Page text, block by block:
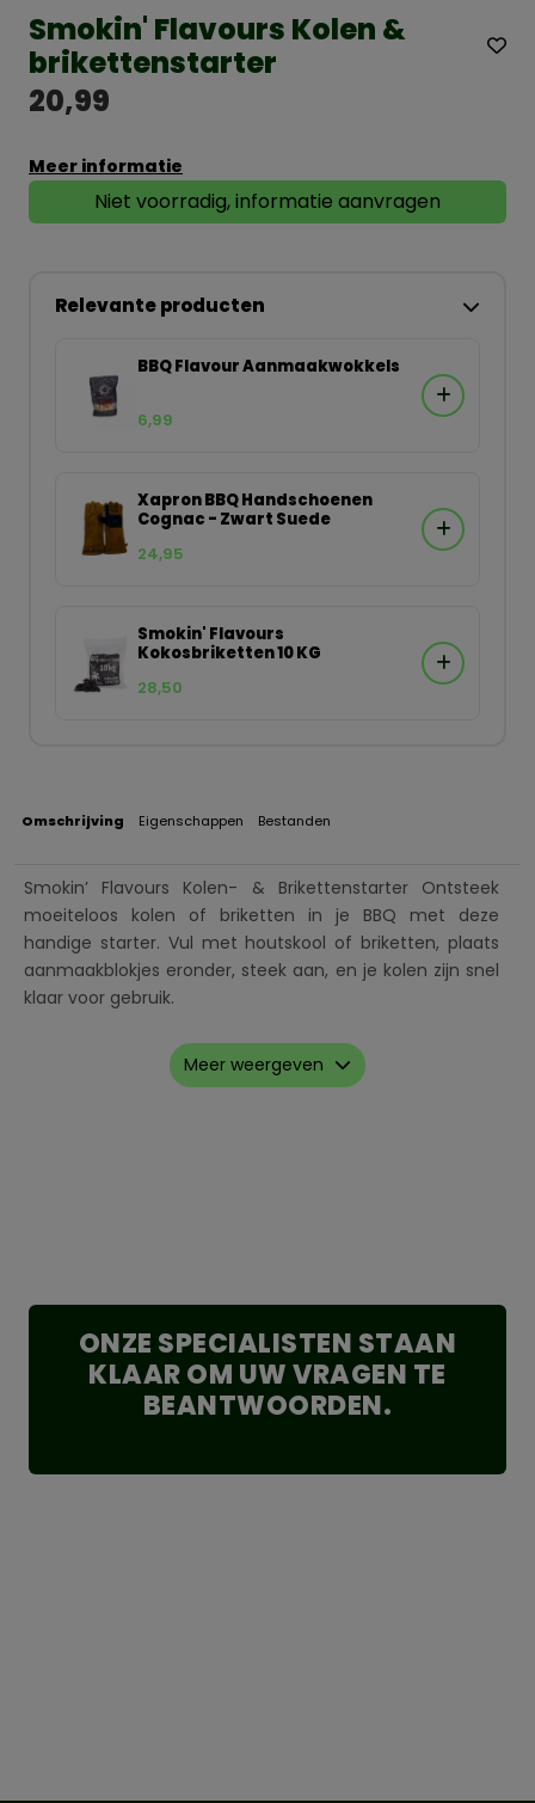
Smokin' Flavours Kolen &
brikettenstarter
20,99
Meer informatie
Niet voorradig, informatie aanvragen
Relevante producten
BBQ Flavour Aanmaakwokkels
6,99
Xapron BBQ Handschoenen
Cognac - Zwart Suede
24,95
Smokin' Flavours
Kokosbriketten 10 KG
28,50
Omschrijving Eigenschappen Bestanden
Smokin’ Flavours Kolen- & Brikettenstarter Ontsteek
moeiteloos kolen of briketten in je BBQ met deze
handige starter. Vul met houtskool of briketten, plaats
aanmaakblokjes eronder, steek aan, en je kolen zijn snel
klaar voor gebruik.
Meer weergeven
ONZE SPECIALISTEN STAAN
KLAAR OM UW VRAGEN TE
BEANTWOORDEN.